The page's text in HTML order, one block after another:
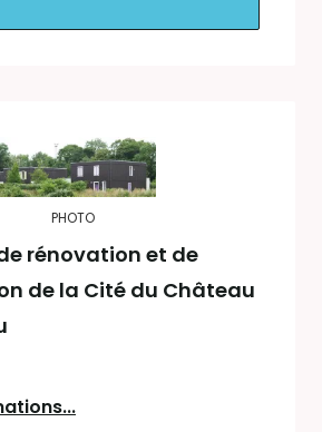
PHOTO
rénovation et de
de la Cité du Château